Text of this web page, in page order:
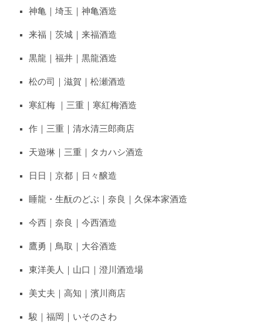
神亀｜埼玉｜神亀酒造
来福｜茨城｜来福酒造
黒龍｜福井｜黒龍酒造
松の司｜滋賀｜松瀬酒造
寒紅梅 ｜三重｜寒紅梅酒造
作｜三重｜清水清三郎商店
天遊琳｜三重｜タカハシ酒造
日日｜京都｜日々醸造
睡龍・生酛のどぶ｜奈良｜久保本家酒造
今西｜奈良｜今西酒造
鷹勇｜鳥取｜大谷酒造
東洋美人｜山口｜澄川酒造場
美丈夫｜高知｜濱川商店
駿｜福岡｜いそのさわ